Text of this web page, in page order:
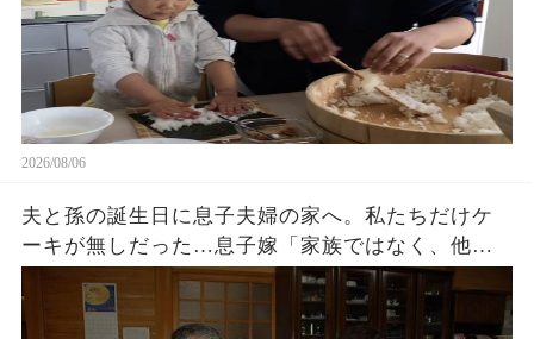
2026/08/06
夫と孫の誕生日に息子夫婦の家へ。私たちだけケ
ーキが無しだった…息子嫁「家族ではなく、他人
でしょ？w」夫「家に戻ろう…」私「そうね…」→
翌日､血相を変えた息子嫁から鬼電が…